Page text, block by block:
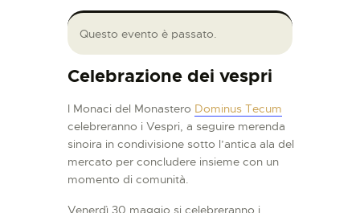
Questo evento è passato.
Celebrazione dei vespri
I Monaci del Monastero Dominus Tecum
celebreranno i Vespri, a seguire merenda
sinoira in condivisione sotto l’antica ala del
mercato per concludere insieme con un
momento di comunità.
Venerdì 30 maggio si celebreranno i